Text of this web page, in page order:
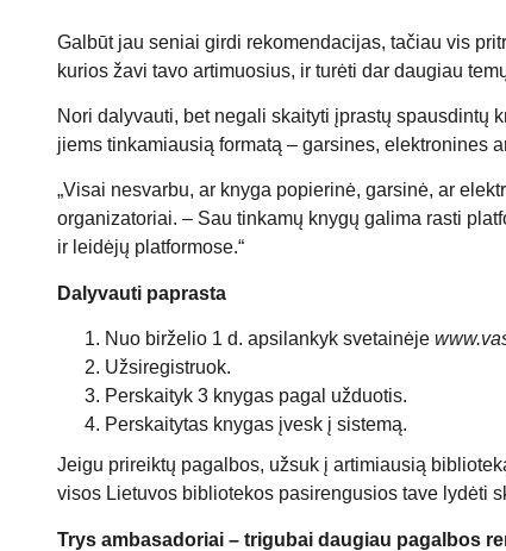
Galbūt jau seniai girdi rekomendacijas, tačiau vis
kurios žavi tavo artimuosius, ir turėti dar daugiau
Nori dalyvauti, bet negali skaityti įprastų spausdintų
jiems tinkamiausią formatą – garsines, elektronines
„Visai nesvarbu, ar knyga popierinė, garsinė, ar
organizatoriai. – Sau tinkamų knygų galima rasti
ir leidėjų platformose.“
Dalyvauti paprasta
Nuo birželio 1 d. apsilankyk svetainėje
Užsiregistruok.
Perskaityk 3 knygas pagal užduotis.
Perskaitytas knygas įvesk į sistemą.
Jeigu prireiktų pagalbos, užsuk į artimiausią
visos Lietuvos bibliotekos pasirengusios tave lydėti
Trys ambasadoriai – trigubai daugiau pagalbos